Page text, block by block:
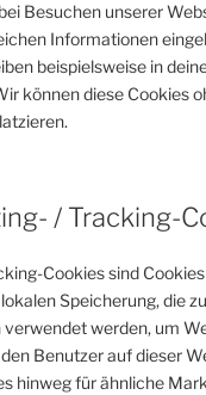
Besuchen unserer
Informationen
beispielsweise in
können diese Cookies
/ Tracking-
Cookies sind
Speicherung, die
werden, um
Benutzer auf dieser
hinweg für ähnliche